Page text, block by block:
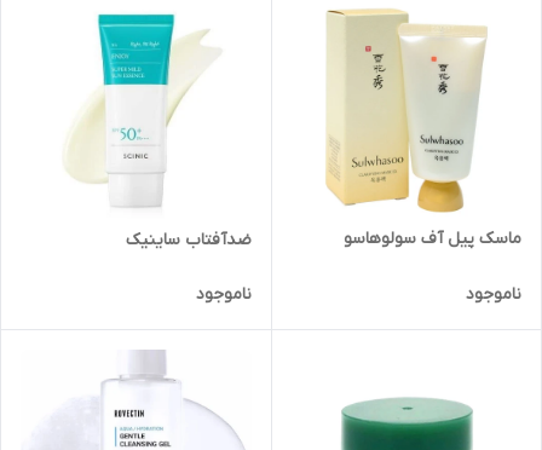
ماسک پیل آف سولوهاسو
ناموجود
ضدآفتاب ساینیک
ناموجود